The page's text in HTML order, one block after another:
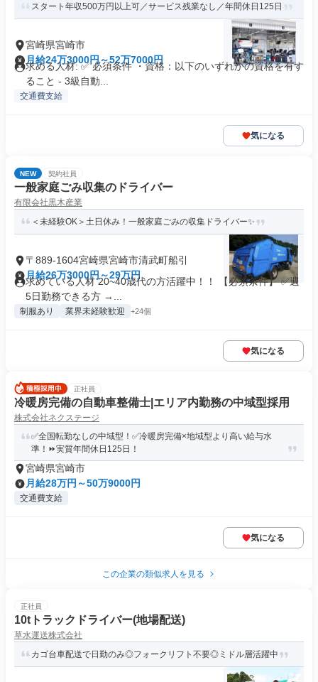
スタート年収500万円以上可／サービス残業なし／年間休日125日
宮崎県宮崎市
月給24万3000円～52万7000円
求める人材: ✅ 必須条件 ・資格：以下のいずれかの資格を有す
ること - 3級自動...
交通費支給
気になる
NEW 契約社員
一般家庭ごみ収集のドライバー
有限会社黒木産業
＜未経験OK＞土日休み！一般家庭ごみの収集ドライバー✨
〒889-1604宮崎県宮崎市清武町船引
月給26万3000円～29万円
求めている人材 20~40歳代の方活躍中！！ 【必須条件】 ✅週
5日勤務できる方 →...
制服あり 業界未経験歓迎 +24個
気になる
正社員
冷暖房完備の自動車整備士|エリア内勤務の中域型採用
株式会社ネクステージ
✅全国転勤なしの中域型！✅冷暖房完備×地域型より高い給与水
準！⏩️実質年間休日125日！
宮崎県宮崎市
月給28万円～50万9000円
交通費支給
気になる
この企業の類似求人を見る
正社員
10tトラックドライバー(地場配送)
草水運送株式会社
カゴ台車配送で日勤のみ◎フォークリフト不要◎ミドル層活躍中